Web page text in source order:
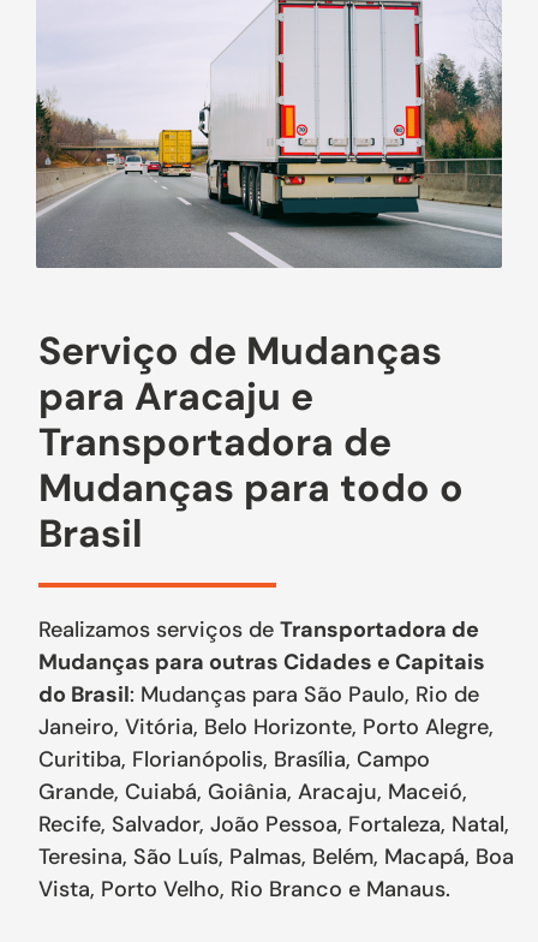
Serviço de Mudanças
para Aracaju e
Transportadora de
Mudanças para todo o
Brasil
Realizamos serviços de Transportadora de
Mudanças para outras Cidades e Capitais
do Brasil: Mudanças para São Paulo, Rio de
Janeiro, Vitória, Belo Horizonte, Porto Alegre,
Curitiba, Florianópolis, Brasília, Campo
Grande, Cuiabá, Goiânia, Aracaju, Maceió,
Recife, Salvador, João Pessoa, Fortaleza, Natal,
Teresina, São Luís, Palmas, Belém, Macapá, Boa
Vista, Porto Velho, Rio Branco e Manaus.